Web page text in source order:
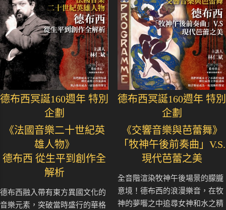
德布西冥誕160週年 特別
企劃
《法國音樂二十世紀英
雄人物》
德布西 從生平到創作全
解析
德布西融入帶有東方異國文化的
音樂元素，突破當時盛行的華格
德布西冥誕160週年 特別
企劃
《交響音樂與芭蕾舞》
「牧神午後前奏曲」V.S.
現代芭蕾之美
全音階渲染牧神午後場景的朦朧
意境！德布西的浪漫樂音，在牧
神的夢囈之中追尋女神和水之精